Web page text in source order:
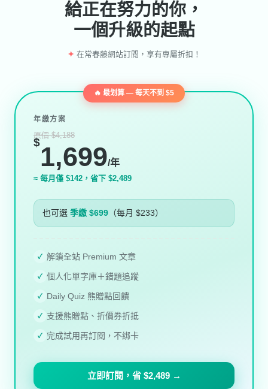
給正在努力的你，
一個升級的起點
✦ 在常春藤網站訂閱，享有專屬折扣！
🔥 最划算 — 每天不到 $5
年繳方案
原價 $4,188
$1,699/年
≈ 每月僅 $142，省下 $2,489
也可選 季繳 $699 （每月 $233）
✓ 解鎖全站 Premium 文章
✓ 個人化單字庫＋錯題追蹤
✓ Daily Quiz 熊贈點回饋
✓ 支援熊贈點、折價券折抵
✓ 完成試用再訂閱，不綁卡
立即訂閱，省 $2,489 →